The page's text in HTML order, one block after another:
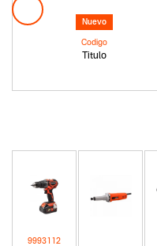
Nuevo
Titulo
Codigo
9993112